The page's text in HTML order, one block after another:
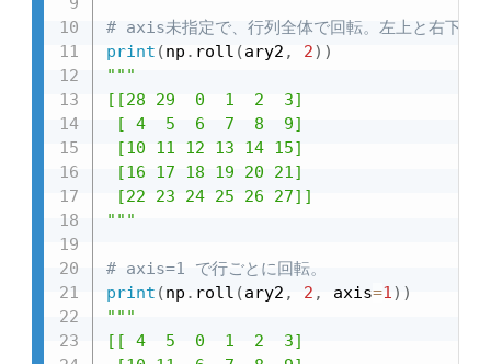
# axis未指定で、行列全体で回転。左上と右下が
print (np . roll (ary2 , 2) )
"""
[[28 29  0  1  2  3]
[ 4  5  6  7  8  9]
[10 11 12 13 14 15]
[16 17 18 19 20 21]
[22 23 24 25 26 27]]
"""
# axis=1 で行ごとに回転。
print (np . roll (ary2 , 2 , axis=1) )
"""
[[ 4  5  0  1  2  3]